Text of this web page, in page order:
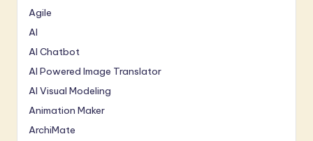
Agile
AI
AI Chatbot
AI Powered Image Translator
AI Visual Modeling
Animation Maker
ArchiMate